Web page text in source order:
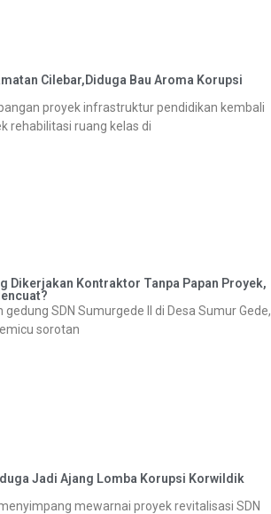
Cilebar,Diduga Bau Aroma Korupsi
proyek infrastruktur pendidikan kembali
rehabilitasi ruang kelas di
Dikerjakan Kontraktor Tanpa Papan Proyek,
SDN Sumurgede II di Desa Sumur Gede,
sorotan
Jadi Ajang Lomba Korupsi Korwildik
mewarnai proyek revitalisasi SDN